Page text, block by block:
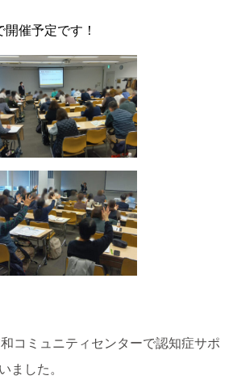
催予定です！
コミュニティセンターで認知症サポ
ました。